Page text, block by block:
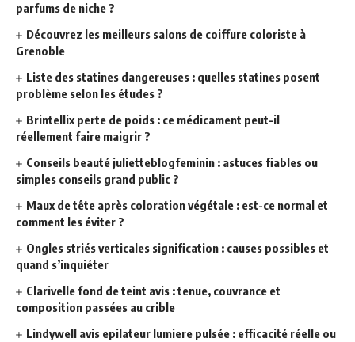
parfums de niche ?
Découvrez les meilleurs salons de coiffure coloriste à
Grenoble
Liste des statines dangereuses : quelles statines posent
problème selon les études ?
Brintellix perte de poids : ce médicament peut-il
réellement faire maigrir ?
Conseils beauté julietteblogfeminin : astuces fiables ou
simples conseils grand public ?
Maux de tête après coloration végétale : est-ce normal et
comment les éviter ?
Ongles striés verticales signification : causes possibles et
quand s’inquiéter
Clarivelle fond de teint avis : tenue, couvrance et
composition passées au crible
Lindywell avis epilateur lumiere pulsée : efficacité réelle ou